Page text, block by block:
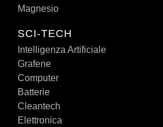
Magnesio
SCI-TECH
Intelligenza Artificiale
Grafene
Computer
Batterie
Cleantech
Elettronica